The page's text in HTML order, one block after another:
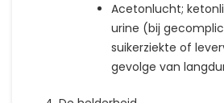
Acetonlucht;
urine (bij
suikerziekte of
gevolge van